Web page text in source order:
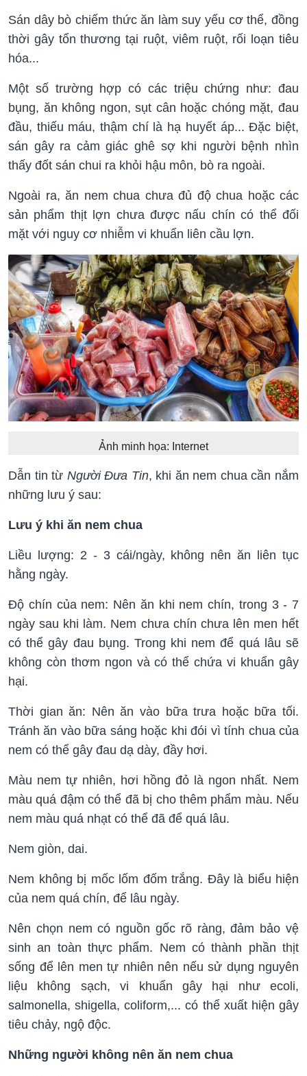
Sán dây bò chiếm thức ăn làm suy yếu cơ thể, đồng
thời gây tổn thương tại ruột, viêm ruột, rối loạn tiêu
hóa...
Một số trường hợp có các triệu chứng như: đau
bụng, ăn không ngon, sụt cân hoặc chóng mặt, đau
đầu, thiếu máu, thậm chí là hạ huyết áp... Đặc biệt,
sán gây ra cảm giác ghê sợ khi người bệnh nhìn
thấy đốt sán chui ra khỏi hậu môn, bò ra ngoài.
Ngoài ra, ăn nem chua chưa đủ độ chua hoặc các
sản phẩm thịt lợn chưa được nấu chín có thể đối
mặt với nguy cơ nhiễm vi khuẩn liên cầu lợn.
Ảnh minh họa: Internet
Dẫn tin từ Người Đưa Tin, khi ăn nem chua cần nắm
những lưu ý sau:
Lưu ý khi ăn nem chua
Liều lượng: 2 - 3 cái/ngày, không nên ăn liên tục
hằng ngày.
Độ chín của nem: Nên ăn khi nem chín, trong 3 - 7
ngày sau khi làm. Nem chưa chín chưa lên men hết
có thể gây đau bụng. Trong khi nem để quá lâu sẽ
không còn thơm ngon và có thể chứa vi khuẩn gây
hại.
Thời gian ăn: Nên ăn vào bữa trưa hoặc bữa tối.
Tránh ăn vào bữa sáng hoặc khi đói vì tính chua của
nem có thể gây đau dạ dày, đầy hơi.
Màu nem tự nhiên, hơi hồng đỏ là ngon nhất. Nem
màu quá đậm có thể đã bị cho thêm phẩm màu. Nếu
nem màu quá nhạt có thể đã để quá lâu.
Nem giòn, dai.
Nem không bị mốc lốm đốm trắng. Đây là biểu hiện
của nem quá chín, để lâu ngày.
Nên chọn nem có nguồn gốc rõ ràng, đảm bảo vệ
sinh an toàn thực phẩm. Nem có thành phần thịt
sống để lên men tự nhiên nên nếu sử dụng nguyên
liệu không sạch, vi khuẩn gây hại như ecoli,
salmonella, shigella, coliform,... có thể xuất hiện gây
tiêu chảy, ngộ độc.
Những người không nên ăn nem chua